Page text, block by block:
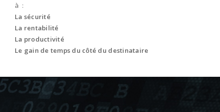
à :
La sécurité
La rentabilité
La productivité
Le gain de temps du côté du destinataire